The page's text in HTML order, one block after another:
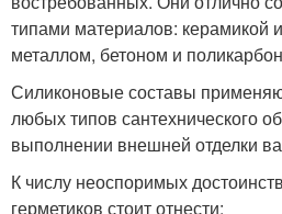
типами материалов: керамикой
металлом, бетоном и
Силиконовые составы
любых типов сантехнического
выполнении внешней отделки
К числу неоспоримых
герметиков стоит отнести: